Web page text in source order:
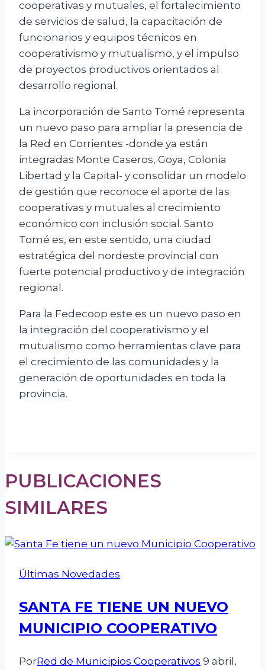
cooperativas y mutuales, el fortalecimiento
de servicios de salud, la capacitación de
funcionarios y equipos técnicos en
cooperativismo y mutualismo, y el impulso
de proyectos productivos orientados al
desarrollo regional.
La incorporación de Santo Tomé representa
un nuevo paso para ampliar la presencia de
la Red en Corrientes -donde ya están
integradas Monte Caseros, Goya, Colonia
Libertad y la Capital- y consolidar un modelo
de gestión que reconoce el aporte de las
cooperativas y mutuales al crecimiento
económico con inclusión social. Santo
Tomé es, en este sentido, una ciudad
estratégica del nordeste provincial con
fuerte potencial productivo y de integración
regional.
Para la Fedecoop este es un nuevo paso en
la integración del cooperativismo y el
mutualismo como herramientas clave para
el crecimiento de las comunidades y la
generación de oportunidades en toda la
provincia.
PUBLICACIONES
SIMILARES
Últimas Novedades
SANTA FE TIENE UN NUEVO
MUNICIPIO COOPERATIVO
PorRed de Municipios Cooperativos 9 abril,